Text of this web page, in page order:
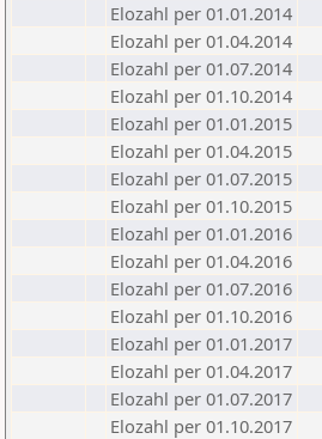
Elozahl per 01.01.2014
Elozahl per 01.04.2014
Elozahl per 01.07.2014
Elozahl per 01.10.2014
Elozahl per 01.01.2015
Elozahl per 01.04.2015
Elozahl per 01.07.2015
Elozahl per 01.10.2015
Elozahl per 01.01.2016
Elozahl per 01.04.2016
Elozahl per 01.07.2016
Elozahl per 01.10.2016
Elozahl per 01.01.2017
Elozahl per 01.04.2017
Elozahl per 01.07.2017
Elozahl per 01.10.2017